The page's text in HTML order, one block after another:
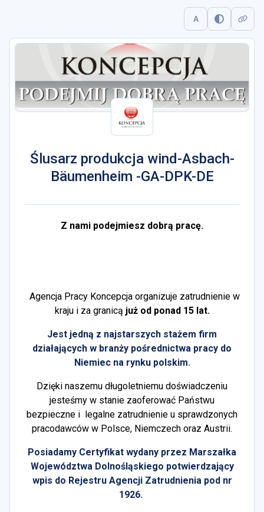
A
Ślusarz produkcja wind-Asbach-
Bäumenheim -GA-DPK-DE
Z nami podejmiesz dobrą pracę.
Agencja Pracy Koncepcja organizuje zatrudnienie w
kraju i za granicą już od ponad 15 lat.
Jest jedną z najstarszych stażem firm
działających w branży pośrednictwa pracy do
Niemiec na rynku polskim.
Dzięki naszemu długoletniemu doświadczeniu
jesteśmy w stanie zaoferować Państwu
bezpieczne i legalne zatrudnienie u sprawdzonych
pracodawców w Polsce, Niemczech oraz Austrii.
Posiadamy Certyfikat wydany przez Marszałka
Województwa Dolnośląskiego potwierdzający
wpis do Rejestru Agencji Zatrudnienia pod nr
1926.